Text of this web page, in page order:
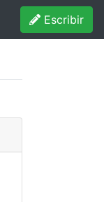
Escribir